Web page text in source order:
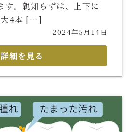
す。親知らずは、上下に
大4本 […]
2024年5月14日
詳細を見る